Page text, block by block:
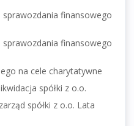
sprawozdania finansowego
sprawozdania finansowego
na cele charytatywne
spółki z o.o.
spółki z o.o. Lata